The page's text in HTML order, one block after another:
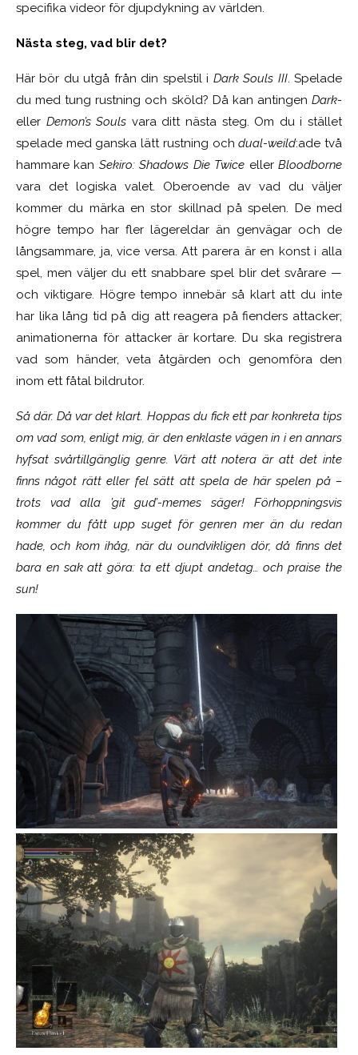
specifika videor för djupdykning av världen.
Nästa steg, vad blir det?
Här bör du utgå från din spelstil i Dark Souls III. Spelade
du med tung rustning och sköld? Då kan antingen Dark-
eller Demon’s Souls vara ditt nästa steg. Om du i stället
spelade med ganska lätt rustning ochdual-weild:ade två
hammare kan Sekiro: Shadows Die Twice ellerBloodborne
vara det logiska valet. Oberoende av vad du väljer
kommer du märka en stor skillnad på spelen. De med
högre tempo har fler lägereldar än genvägar och de
långsammare, ja, vice versa. Att parera är en konst i alla
spel, men väljer du ett snabbare spel blir det svårare —
och viktigare. Högre tempo innebär så klart att du inte
har lika lång tid på dig att reagera på fienders attacker;
animationerna för attacker är kortare. Du ska registrera
vad som händer, veta åtgärden och genomföra den
inom ett fåtal bildrutor.
Så där. Då var det klart. Hoppas du fick ett par konkreta tips
om vad som, enligt mig, är den enklaste vägen in i en annars
hyfsat svårtillgänglig genre. Värt att notera är att det inte
finns något rätt eller fel sätt att spela de här spelen på –
trots vad alla ’git gud’-memes säger! Förhoppningsvis
kommer du fått upp suget för genren mer än du redan
hade, och kom ihåg, när du oundvikligen dör, då finns det
bara en sak att göra: ta ett djupt andetag… och praise the
sun!